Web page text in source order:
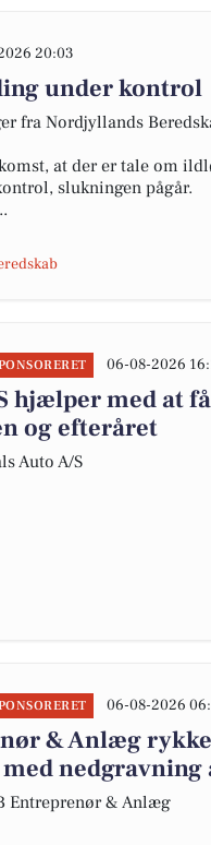
20:03
under kontrol
fra Nordjyllands
at der er tale om
slukningen pågår.
06-08-2026
hjælper med at
og efteråret
Auto A/S
06-08-2026
& Anlæg
Entreprenør & Anlæg